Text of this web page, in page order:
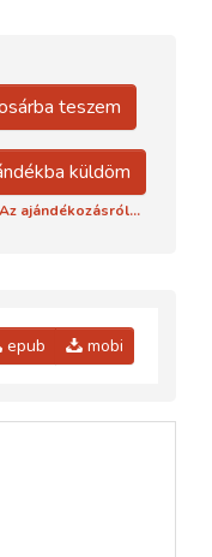
teszem
küldöm
Az ajándékozásról...
epub mobi